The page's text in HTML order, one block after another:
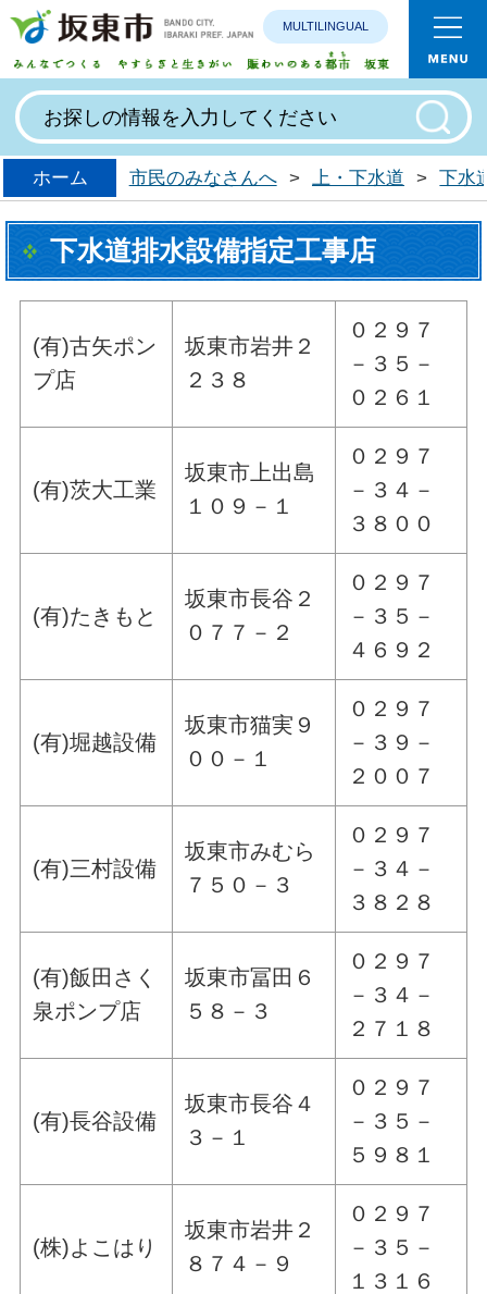
みんなで
MULTILINGUAL
ホーム 市民のみなさんへ > 上・下水道 > 下水
下水道排水設備指定工事店
(有)古矢ポン
プ店
坂東市岩井２
２３８
０２９７
－３５－
０２６１
(有)茨大工業
坂東市上出島
１０９－１
０２９７
－３４－
３８００
(有)たきもと
坂東市長谷２
０７７－２
０２９７
－３５－
４６９２
(有)堀越設備
坂東市猫実９
００－１
０２９７
－３９－
２００７
(有)三村設備
坂東市みむら
７５０－３
０２９７
－３４－
３８２８
(有)飯田さく
泉ポンプ店
坂東市冨田６
５８－３
０２９７
－３４－
２７１８
(有)長谷設備
坂東市長谷４
３－１
０２９７
－３５－
５９８１
(株)よこはり
坂東市岩井２
８７４－９
０２９７
－３５－
１３１６